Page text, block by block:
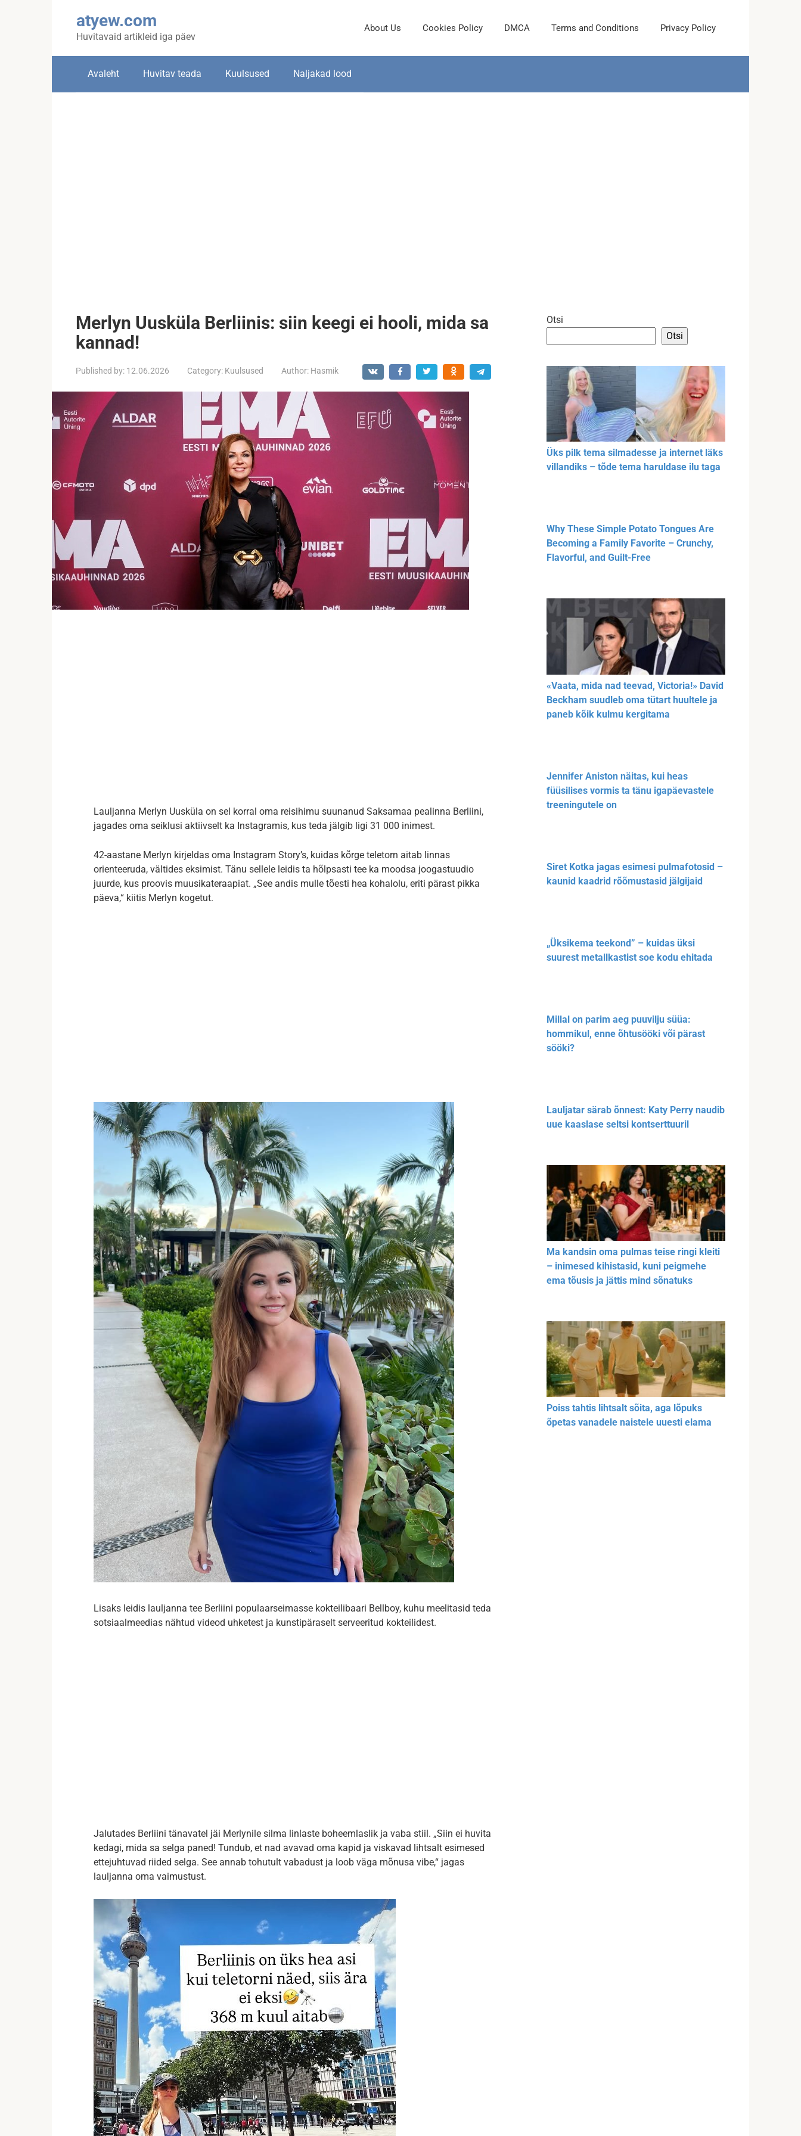
atyew.com
Huvitavaid artikleid iga päev
About Us Cookies Policy DMCA Terms and Conditions Privacy Policy
Avaleht Huvitav teada Kuulsused Naljakad lood
Merlyn Uusküla Berliinis: siin keegi ei hooli, mida sa
kannad!
Published by: 12.06.2026 Category: Kuulsused Author: Hasmik
Lauljanna Merlyn Uusküla on sel korral oma reisihimu suunanud Saksamaa pealinna Berliini,
jagades oma seiklusi aktiivselt ka Instagramis, kus teda jälgib ligi 31 000 inimest.
42-aastane Merlyn kirjeldas oma Instagram Story’s, kuidas kõrge teletorn aitab linnas
orienteeruda, vältides eksimist. Tänu sellele leidis ta hõlpsasti tee ka moodsa joogastuudio
juurde, kus proovis muusikateraapiat. „See andis mulle tõesti hea kohalolu, eriti pärast pikka
päeva,“ kiitis Merlyn kogetut.
Lisaks leidis lauljanna tee Berliini populaarseimasse kokteilibaari Bellboy, kuhu meelitasid teda
sotsiaalmeedias nähtud videod uhketest ja kunstipäraselt serveeritud kokteilidest.
Jalutades Berliini tänavatel jäi Merlynile silma linlaste boheemlaslik ja vaba stiil. „Siin ei huvita
kedagi, mida sa selga paned! Tundub, et nad avavad oma kapid ja viskavad lihtsalt esimesed
ettejuhtuvad riided selga. See annab tohutult vabadust ja loob väga mõnusa vibe,“ jagas
lauljanna oma vaimustust.
Otsi
Otsi
Üks pilk tema silmadesse ja internet läks
villandiks – tõde tema haruldase ilu taga
Why These Simple Potato Tongues Are
Becoming a Family Favorite – Crunchy,
Flavorful, and Guilt-Free
«Vaata, mida nad teevad, Victoria!» David
Beckham suudleb oma tütart huultele ja
paneb kõik kulmu kergitama
Jennifer Aniston näitas, kui heas
füüsilises vormis ta tänu igapäevastele
treeningutele on
Siret Kotka jagas esimesi pulmafotosid –
kaunid kaadrid rõõmustasid jälgijaid
„Üksikema teekond” – kuidas üksi
suurest metallkastist soe kodu ehitada
Millal on parim aeg puuvilju süüa:
hommikul, enne õhtusööki või pärast
sööki?
Lauljatar särab õnnest: Katy Perry naudib
uue kaaslase seltsi kontserttuuril
Ma kandsin oma pulmas teise ringi kleiti
– inimesed kihistasid, kuni peigmehe
ema tõusis ja jättis mind sõnatuks
Poiss tahtis lihtsalt sõita, aga lõpuks
õpetas vanadele naistele uuesti elama